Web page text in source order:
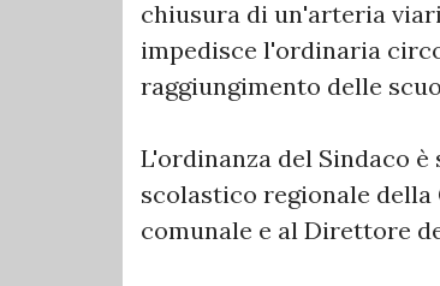
chiusura di un'arteria
impedisce l'ordinaria
raggiungimento delle
L'ordinanza del Sindaco
scolastico regionale
comunale e al Direttore